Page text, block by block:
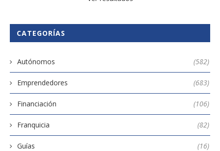
CATEGORÍAS
Autónomos (582)
Emprendedores (683)
Financiación (106)
Franquicia (82)
Guías (16)